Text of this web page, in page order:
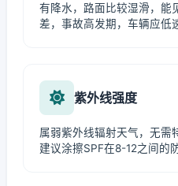
有降水，路面比较湿滑，能
差，事故高发期，车辆应低
紫外线强度
属弱紫外线辐射天气，无需
建议涂擦SPF在8-12之间的